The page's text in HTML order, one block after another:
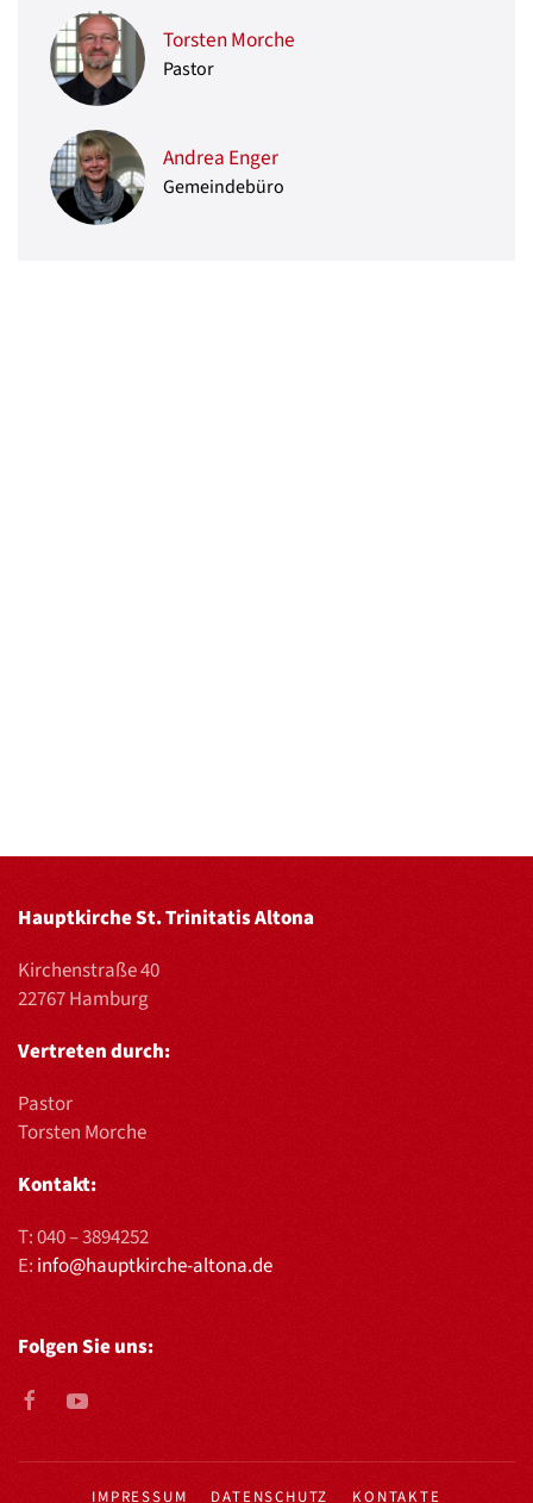
Torsten Morche
Pastor
Andrea Enger
Gemeindebüro
Hauptkirche St. Trinitatis Altona
Kirchenstraße 40
22767 Hamburg
Vertreten durch:
Pastor
Torsten Morche
Kontakt:
T:040 – 3894252
E: info@hauptkirche-altona.de
Folgen Sie uns:
IMPRESSUM DATENSCHUTZ KONTAKTE